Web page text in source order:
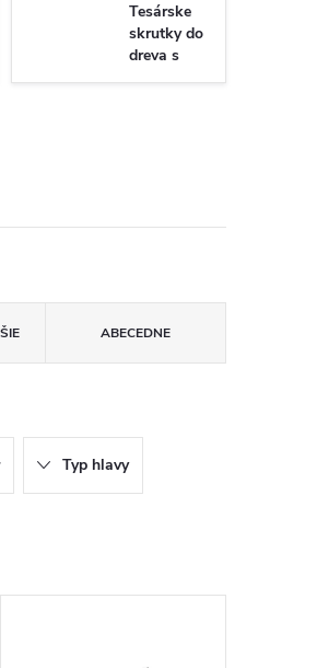
Tesárske
skrutky do
dreva s
plným
ABECEDNE
Typ hlavy